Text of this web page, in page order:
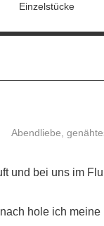
Einzelstücke
Mühe
Abendliebe ,
und bei uns im
hole ich meine